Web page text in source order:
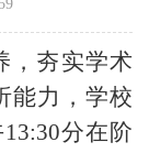
59
，夯实学术
能力，学校
分在阶